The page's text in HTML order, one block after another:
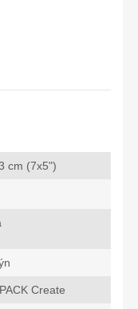
cm (7x5")
Create